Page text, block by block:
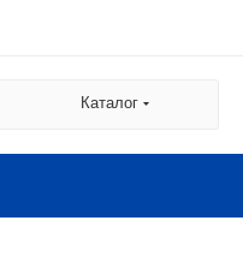
Каталог